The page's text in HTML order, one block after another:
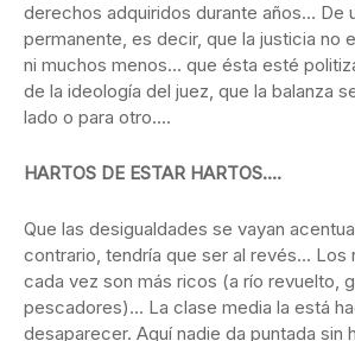
derechos adquiridos durante años… De
permanente, es decir, que la justicia no
ni muchos menos… que ésta esté
de la ideología del juez, que la balanza
lado o para otro….
HARTOS DE ESTAR HARTOS….
Que las desigualdades se vayan
contrario, tendría que ser al revés… Los
cada vez son más ricos (a río revuelto,
pescadores)… La clase media la está
desaparecer. Aquí nadie da puntada sin